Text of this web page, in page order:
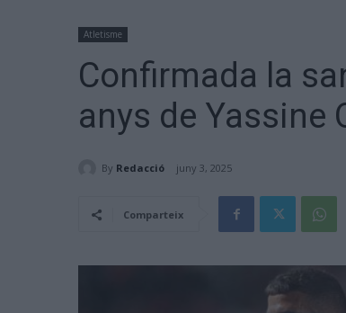
Atletisme
Confirmada la
anys de Yassine
By Redacció juny 3, 2025
Comparteix